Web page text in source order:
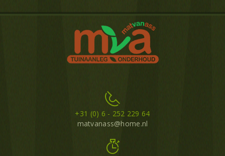
+31 (0) 6 - 252 229 64
matvanass@home.nl